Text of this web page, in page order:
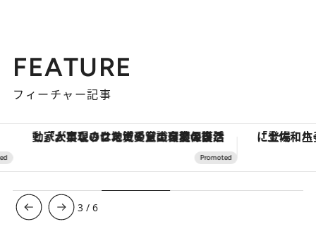
FEATURE
フィーチャー記事
「大事なのは地域の意識を変えること」。ロレックス賞受賞の自然保護活動家が実現させたナイジェリアの自然環境の復活
3 /6